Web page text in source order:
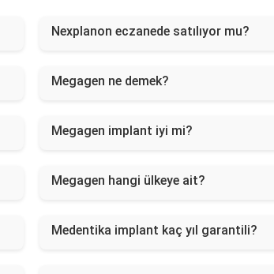
Nexplanon eczanede satılıyor mu?
Megagen ne demek?
Megagen implant iyi mi?
Megagen hangi ülkeye ait?
Medentika implant kaç yıl garantili?